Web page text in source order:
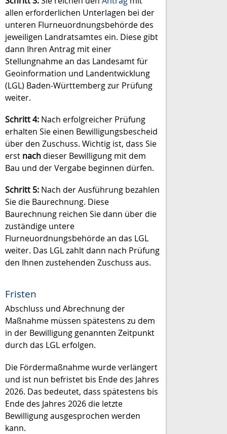
allen erforderlichen Unterlagen bei der
unteren Flurneuordnungsbehörde des
jeweiligen Landratsamtes ein. Diese gibt
dann Ihren Antrag mit einer
Stellungnahme an das Landesamt für
Geoinformation und Landentwicklung
(LGL) Baden-Württemberg zur Prüfung
weiter.
Schritt 4: Nach erfolgreicher Prüfung
erhalten Sie einen Bewilligungsbescheid
über den Zuschuss. Wichtig ist, dass Sie
erst nach dieser Bewilligung mit dem
Bau und der Vergabe beginnen dürfen.
Schritt 5: Nach der Ausführung bezahlen
Sie die Baurechnung. Diese
Baurechnung reichen Sie dann über die
zuständige untere
Flurneuordnungsbehörde an das LGL
weiter. Das LGL zahlt dann nach Prüfung
den Ihnen zustehenden Zuschuss aus.
Fristen
Abschluss und Abrechnung der
Maßnahme müssen spätestens zu dem
in der Bewilligung genannten Zeitpunkt
durch das LGL erfolgen.
Die Fördermaßnahme wurde verlängert
und ist nun befristet bis Ende des Jahres
2026. Das bedeutet, dass spätestens bis
Ende des Jahres 2026 die letzte
Bewilligung ausgesprochen werden
kann.